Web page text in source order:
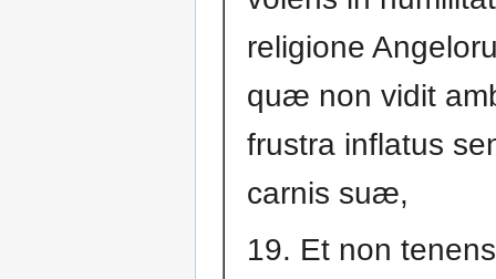
religione
quæ non vidit
frustra inflatus
carnis suæ,
19. Et non